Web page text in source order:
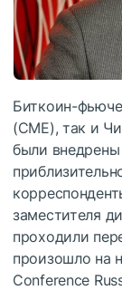
Биткоин-
(CME), так и
были
заместителя
проходили
произошло на
Conference